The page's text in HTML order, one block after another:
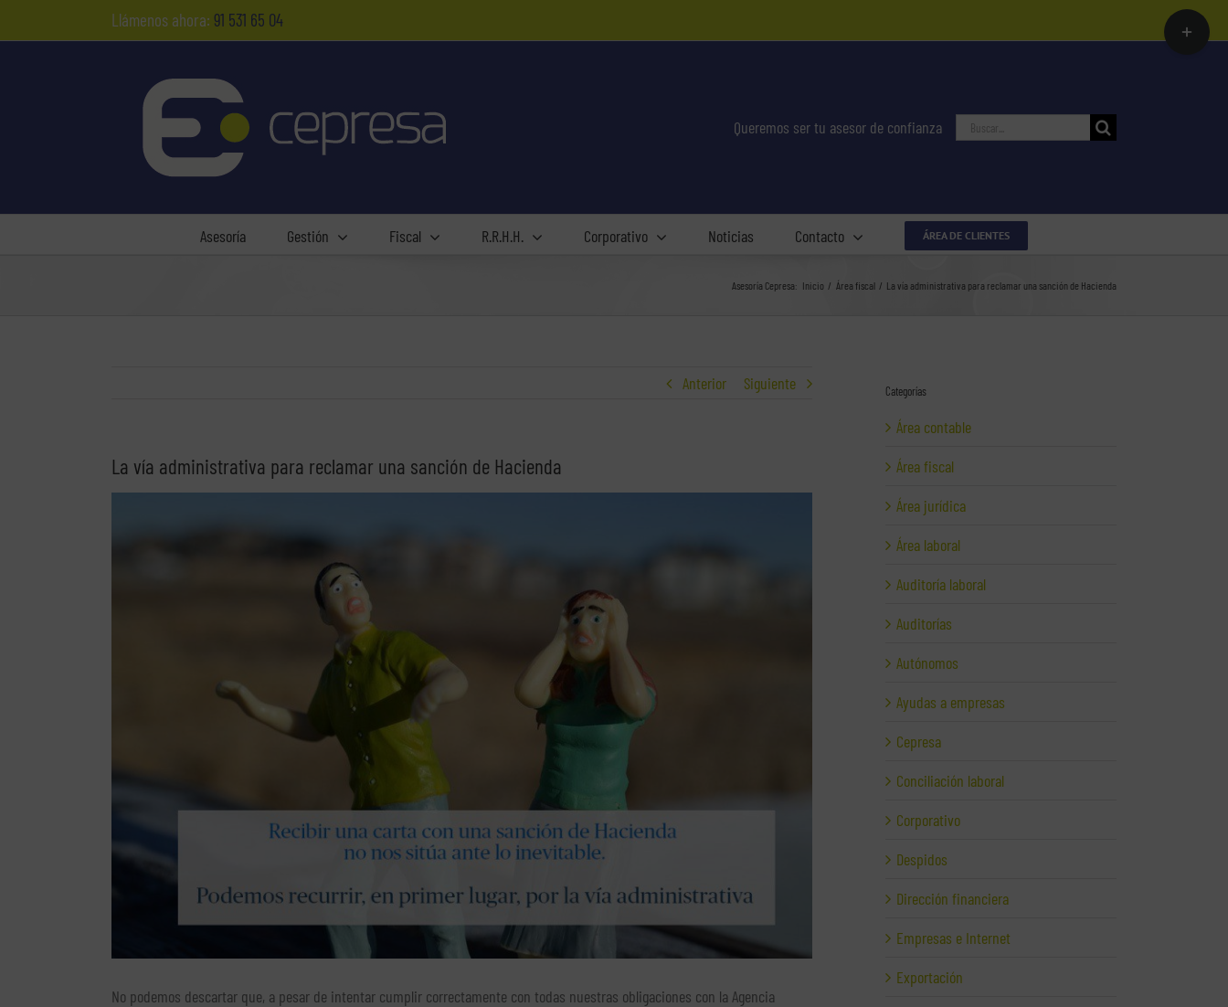
Llámenos ahora: 91 531 65 04
Queremos ser tu asesor de confianza Buscar:
Asesoría Gestión Fiscal R.R.H.H. Corporativo Noticias Contacto ÁREA DE CLIENTES
Asesoría Cepresa: Inicio Área fiscal La vía administrativa para reclamar una sanción de Hacienda
Anterior Siguiente
La vía administrativa para reclamar una sanción de Hacienda
No podemos descartar que, a pesar de intentar cumplir correctamente con todas nuestras obligaciones con la Agencia
Categorías
Área contable
Área fiscal
Área jurídica
Área laboral
Auditoría laboral
Auditorías
Autónomos
Ayudas a empresas
Cepresa
Conciliación laboral
Corporativo
Despidos
Dirección financiera
Empresas e Internet
Exportación
Toggle
Sliding